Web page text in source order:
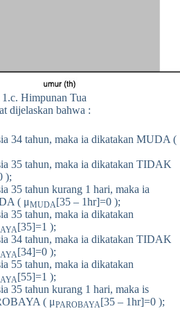
Himpunan Tua
dijelaskan bahwa :
34 tahun, maka ia dikatakan MUDA (
35 tahun, maka ia dikatakan TIDAK
);
35 tahun kurang 1 hari, maka ia
( μMUDA[35 – 1hr]=0 );
35 tahun, maka ia dikatakan
[35]=1 );
34 tahun, maka ia dikatakan TIDAK
[34]=0 );
55 tahun, maka ia dikatakan
[55]=1 );
35 tahun kurang 1 hari, maka is
( μPAROBAYA[35 – 1hr]=0 );